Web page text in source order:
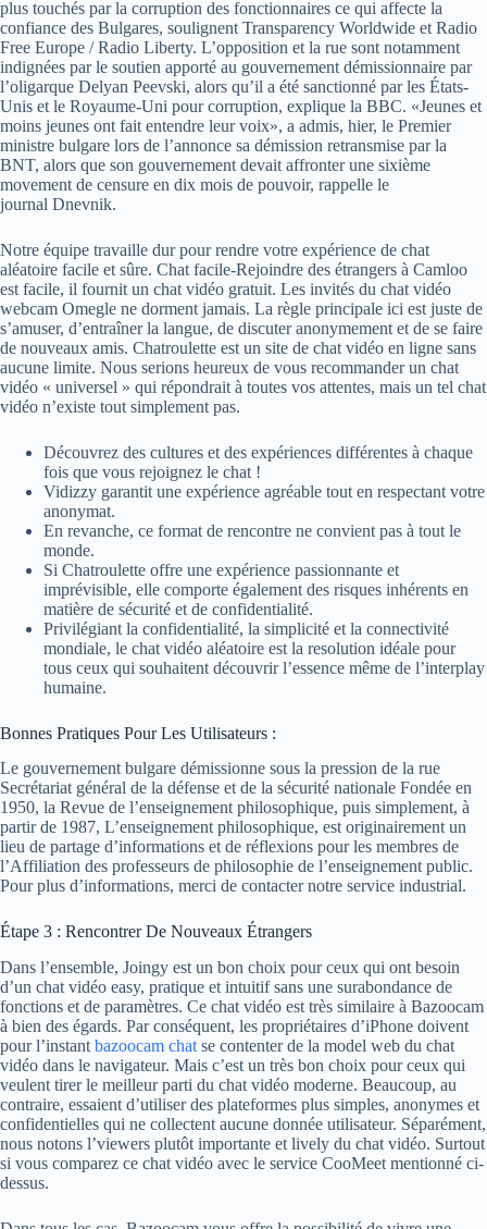
plus touchés par la corruption des fonctionnaires ce qui affecte la
confiance des Bulgares, soulignent Transparency Worldwide et Radio
Free Europe / Radio Liberty. L’opposition et la rue sont notamment
indignées par le soutien apporté au gouvernement démissionnaire par
l’oligarque Delyan Peevski, alors qu’il a été sanctionné par les États-
Unis et le Royaume-Uni pour corruption, explique la BBC. «Jeunes et
moins jeunes ont fait entendre leur voix», a admis, hier, le Premier
ministre bulgare lors de l’annonce sa démission retransmise par la
BNT, alors que son gouvernement devait affronter une sixième
movement de censure en dix mois de pouvoir, rappelle le
journal Dnevnik.
Notre équipe travaille dur pour rendre votre expérience de chat
aléatoire facile et sûre. Chat facile-Rejoindre des étrangers à Camloo
est facile, il fournit un chat vidéo gratuit. Les invités du chat vidéo
webcam Omegle ne dorment jamais. La règle principale ici est juste de
s’amuser, d’entraîner la langue, de discuter anonymement et de se faire
de nouveaux amis. Chatroulette est un site de chat vidéo en ligne sans
aucune limite. Nous serions heureux de vous recommander un chat
vidéo « universel » qui répondrait à toutes vos attentes, mais un tel chat
vidéo n’existe tout simplement pas.
Découvrez des cultures et des expériences différentes à chaque
fois que vous rejoignez le chat !
Vidizzy garantit une expérience agréable tout en respectant votre
anonymat.
En revanche, ce format de rencontre ne convient pas à tout le
monde.
Si Chatroulette offre une expérience passionnante et
imprévisible, elle comporte également des risques inhérents en
matière de sécurité et de confidentialité.
Privilégiant la confidentialité, la simplicité et la connectivité
mondiale, le chat vidéo aléatoire est la resolution idéale pour
tous ceux qui souhaitent découvrir l’essence même de l’interplay
humaine.
Bonnes Pratiques Pour Les Utilisateurs :
Le gouvernement bulgare démissionne sous la pression de la rue
Secrétariat général de la défense et de la sécurité nationale Fondée en
1950, la Revue de l’enseignement philosophique, puis simplement, à
partir de 1987, L’enseignement philosophique, est originairement un
lieu de partage d’informations et de réflexions pour les membres de
l’Affiliation des professeurs de philosophie de l’enseignement public.
Pour plus d’informations, merci de contacter notre service industrial.
Étape 3 : Rencontrer De Nouveaux Étrangers
Dans l’ensemble, Joingy est un bon choix pour ceux qui ont besoin
d’un chat vidéo easy, pratique et intuitif sans une surabondance de
fonctions et de paramètres. Ce chat vidéo est très similaire à Bazoocam
à bien des égards. Par conséquent, les propriétaires d’iPhone doivent
pour l’instant bazoocam chat se contenter de la model web du chat
vidéo dans le navigateur. Mais c’est un très bon choix pour ceux qui
veulent tirer le meilleur parti du chat vidéo moderne. Beaucoup, au
contraire, essaient d’utiliser des plateformes plus simples, anonymes et
confidentielles qui ne collectent aucune donnée utilisateur. Séparément,
nous notons l’viewers plutôt importante et lively du chat vidéo. Surtout
si vous comparez ce chat vidéo avec le service CooMeet mentionné ci-
dessus.